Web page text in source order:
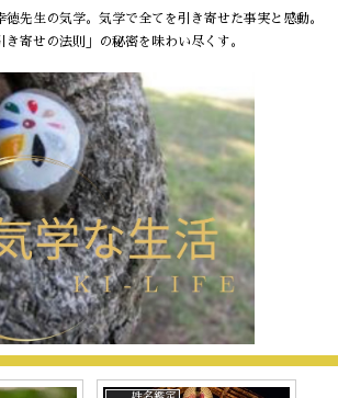
先生の気学。気学で全てを引き寄せた事実と感動。
き寄せの法則」の秘密を味わい尽くす。